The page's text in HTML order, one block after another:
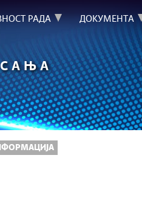
РАДА ДОКУМЕНТА